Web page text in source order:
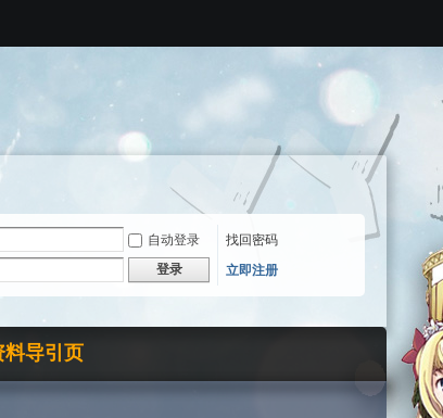
自动登录
找回密码
登录 立即注册
导引页